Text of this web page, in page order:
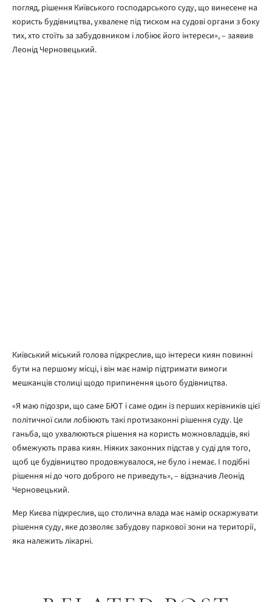
погляд, рішення Київського господарського суду, що винесене на
користь будівництва, ухвалене під тиском на судові органи з боку
тих, хто стоїть за забудовником і лобіює його інтереси», – заявив
Леонід Черновецький.
Київський міський голова підкреслив, що інтереси киян повинні
бути на першому місці, і він має намір підтримати вимоги
мешканців столиці щодо припинення цього будівництва.
«Я маю підозри, що саме БЮТ і саме один із перших керівників цієї
політичної сили лобіюють такі протизаконні рішення суду. Це
ганьба, що ухвалюються рішення на користь можновладців, які
обмежують права киян. Ніяких законних підстав у суді для того,
щоб це будівництво продовжувалося, не було і немає. І подібні
рішення ні до чого доброго не приведуть», – відзначив Леонід
Черновецький.
Мер Києва підкреслив, що столична влада має намір оскаржувати
рішення суду, яке дозволяє забудову паркової зони на території,
яка належить лікарні.